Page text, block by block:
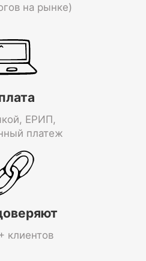
на рынке)
ЕРИП,
платеж
клиентов